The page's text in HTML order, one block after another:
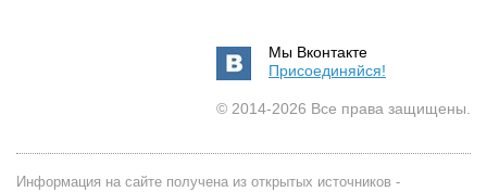
Мы Вконтакте
Присоединяйся!
© 2014-2026 Все права защищены.
Информация на сайте получена из открытых источников -